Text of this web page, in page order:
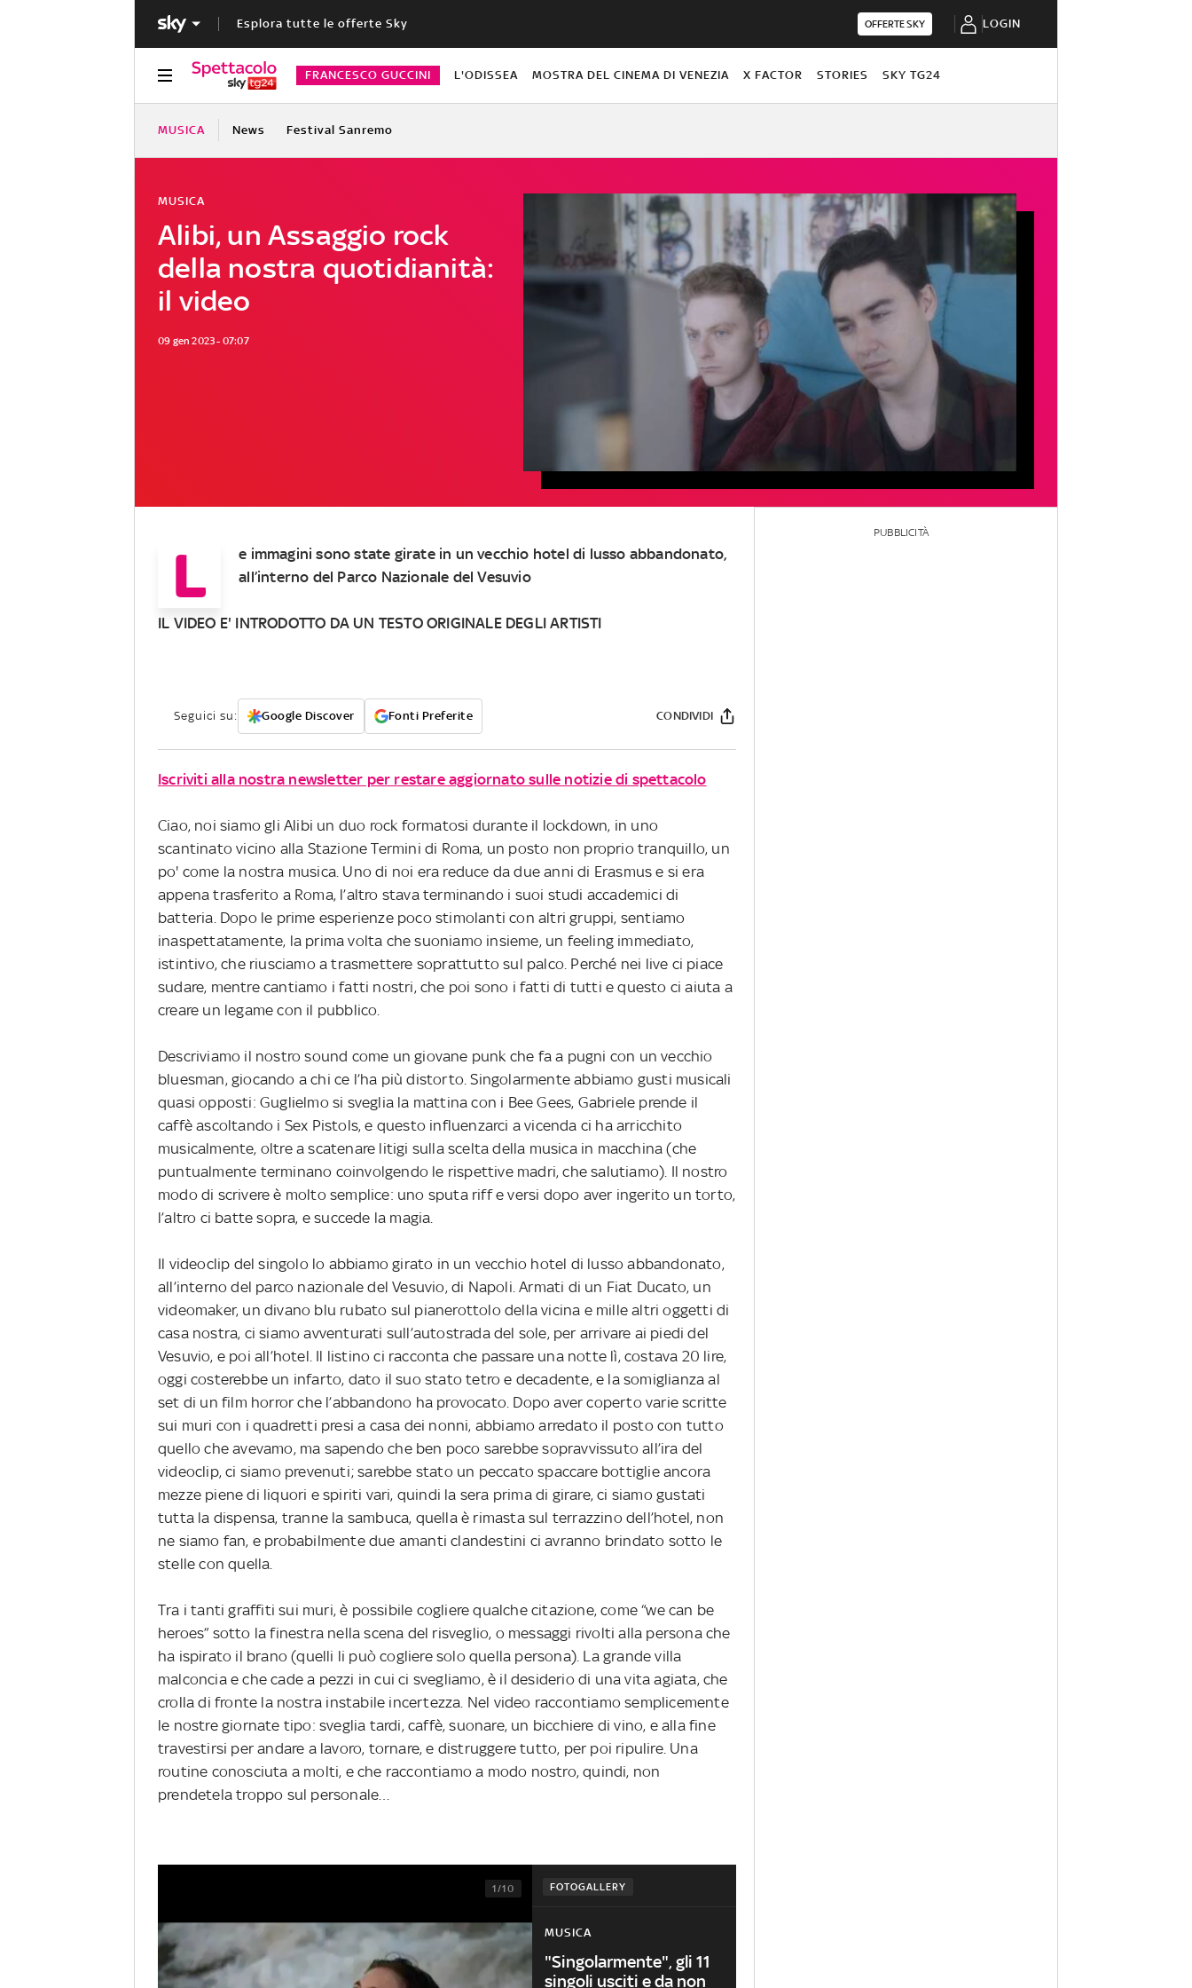
Esplora tutte le offerte Sky OFFERTE SKY LOGIN
FRANCESCO GUCCINI L'ODISSEA MOSTRA DEL CINEMA DI VENEZIA X FACTOR STORIES SKY TG24
MUSICA News Festival Sanremo
Alibi, un Assaggio rock
della nostra quotidianità:
il video
MUSICA
09 gen 2023 - 07:07
L
e immagini sono state girate in un vecchio hotel di lusso abbandonato,
all’interno del Parco Nazionale del Vesuvio
IL VIDEO E' INTRODOTTO DA UN TESTO ORIGINALE DEGLI ARTISTI
Seguici su: Google Discover Fonti Preferite CONDIVIDI
Iscriviti alla nostra newsletter per restare aggiornato sulle notizie di spettacolo
Ciao, noi siamo gli Alibi un duo rock formatosi durante il lockdown, in uno
scantinato vicino alla Stazione Termini di Roma, un posto non proprio tranquillo, un
po' come la nostra musica. Uno di noi era reduce da due anni di Erasmus e si era
appena trasferito a Roma, l’altro stava terminando i suoi studi accademici di
batteria. Dopo le prime esperienze poco stimolanti con altri gruppi, sentiamo
inaspettatamente, la prima volta che suoniamo insieme, un feeling immediato,
istintivo, che riusciamo a trasmettere soprattutto sul palco. Perché nei live ci piace
sudare, mentre cantiamo i fatti nostri, che poi sono i fatti di tutti e questo ci aiuta a
creare un legame con il pubblico.
Descriviamo il nostro sound come un giovane punk che fa a pugni con un vecchio
bluesman, giocando a chi ce l’ha più distorto. Singolarmente abbiamo gusti musicali
quasi opposti: Guglielmo si sveglia la mattina con i Bee Gees, Gabriele prende il
caffè ascoltando i Sex Pistols, e questo influenzarci a vicenda ci ha arricchito
musicalmente, oltre a scatenare litigi sulla scelta della musica in macchina (che
puntualmente terminano coinvolgendo le rispettive madri, che salutiamo). Il nostro
modo di scrivere è molto semplice: uno sputa riff e versi dopo aver ingerito un torto,
l’altro ci batte sopra, e succede la magia.
Il videoclip del singolo lo abbiamo girato in un vecchio hotel di lusso abbandonato,
all’interno del parco nazionale del Vesuvio, di Napoli. Armati di un Fiat Ducato, un
videomaker, un divano blu rubato sul pianerottolo della vicina e mille altri oggetti di
casa nostra, ci siamo avventurati sull’autostrada del sole, per arrivare ai piedi del
Vesuvio, e poi all’hotel. Il listino ci racconta che passare una notte lì, costava 20 lire,
oggi costerebbe un infarto, dato il suo stato tetro e decadente, e la somiglianza al
set di un film horror che l’abbandono ha provocato. Dopo aver coperto varie scritte
sui muri con i quadretti presi a casa dei nonni, abbiamo arredato il posto con tutto
quello che avevamo, ma sapendo che ben poco sarebbe sopravvissuto all’ira del
videoclip, ci siamo prevenuti; sarebbe stato un peccato spaccare bottiglie ancora
mezze piene di liquori e spiriti vari, quindi la sera prima di girare, ci siamo gustati
tutta la dispensa, tranne la sambuca, quella è rimasta sul terrazzino dell’hotel, non
ne siamo fan, e probabilmente due amanti clandestini ci avranno brindato sotto le
stelle con quella.
Tra i tanti graffiti sui muri, è possibile cogliere qualche citazione, come “we can be
heroes” sotto la finestra nella scena del risveglio, o messaggi rivolti alla persona che
ha ispirato il brano (quelli li può cogliere solo quella persona). La grande villa
malconcia e che cade a pezzi in cui ci svegliamo, è il desiderio di una vita agiata, che
crolla di fronte la nostra instabile incertezza. Nel video raccontiamo semplicemente
le nostre giornate tipo: sveglia tardi, caffè, suonare, un bicchiere di vino, e alla fine
travestirsi per andare a lavoro, tornare, e distruggere tutto, per poi ripulire. Una
routine conosciuta a molti, e che raccontiamo a modo nostro, quindi, non
prendetela troppo sul personale…
FOTOGALLERY
1/10
MUSICA
"Singolarmente", gli 11
singoli usciti e da non
PUBBLICITÀ